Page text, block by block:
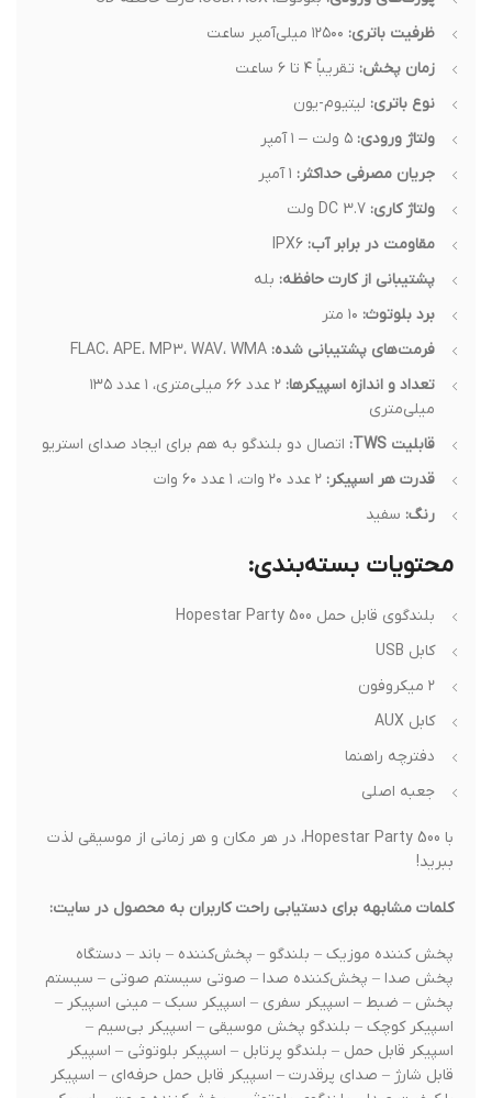
ظرفیت باتری:۱۲۵۰۰ میلی‌آمپر ساعت
زمان پخش:تقریباً ۴ تا ۶ ساعت
نوع باتری:لیتیوم-یون
ولتاژ ورودی:۵ ولت – ۱ آمپر
جریان مصرفی حداکثر:۱ آمپر
ولتاژ کاری:DC 3.7 ولت
مقاومت در برابر آب:IPX6
پشتیبانی از کارت حافظه:بله
برد بلوتوث:۱۰ متر
فرمت‌های پشتیبانی شده: FLAC، APE، MP3، WAV، WMA
تعداد و اندازه اسپیکر‌ها:
۲ عدد ۶۶ میلی‌متری، ۱ عدد ۱۳۵
میلی‌متری
قابلیت TWS:
اتصال دو بلندگو به هم برای ایجاد صدای استریو
قدرت هر اسپیکر:۲ عدد ۲۰ وات، ۱ عدد ۶۰ وات
رنگ:
سفید
محتویات بسته‌بندی:
بلندگوی قابل حمل Hopestar Party 500
کابل USB
کابل AUX
دفترچه راهنما
جعبه اصلی
با Hopestar Party 500، در هر مکان و هر زمانی از موسیقی لذت
ببرید!
کلمات مشابهه برای دستیابی راحت کاربران به محصول در سایت:
پخش کننده موزیک – بلندگو – پخش‌کننده – باند – دستگاه
پخش صدا – پخش‌کننده صدا – صوتی سیستم صوتی – سیستم
پخش – ضبط – اسپیکر سفری – اسپیکر سبک – مینی اسپیکر –
اسپیکر کوچک – بلندگو پخش موسیقی – اسپیکر بی‌سیم –
اسپیکر قابل حمل – بلندگو پرتابل – اسپیکر بلوتوثی – اسپیکر
قابل شارژ – صدای پرقدرت – اسپیکر قابل حمل حرفه‌ای – اسپیکر